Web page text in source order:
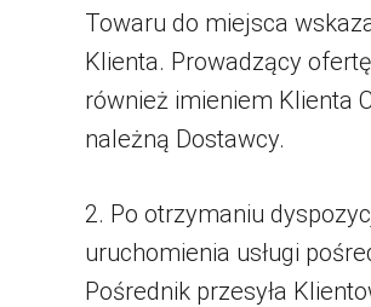
Towaru do miejsca
Klienta. Prowadzący
również imieniem Klienta
należną Dostawcy.
2. Po otrzymaniu
uruchomienia usługi
Pośrednik przesyła